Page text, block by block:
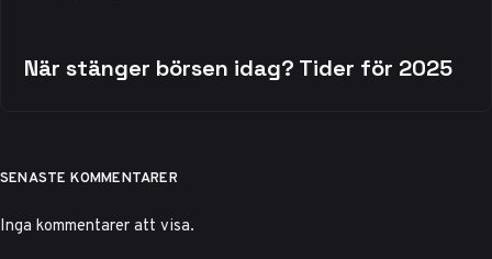
När stänger börsen idag? Tider för 2025
SENASTE KOMMENTARER
Inga kommentarer att visa.